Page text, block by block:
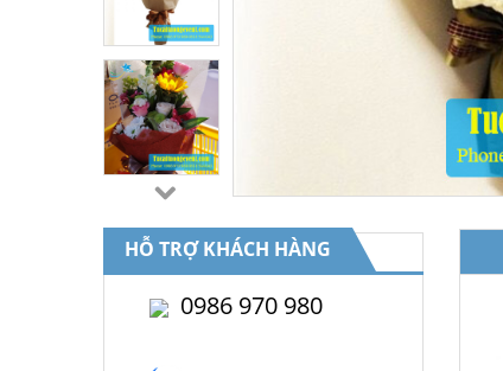
HỖ TRỢ KHÁCH HÀNG
0986 970 980